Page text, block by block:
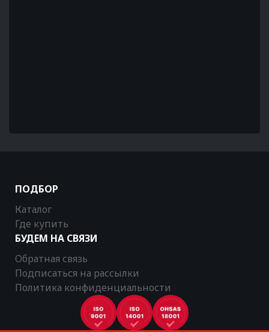
ПОДБОР
Каталог
Где купить
БУДЕМ НА СВЯЗИ
Обратная связь
Подписаться на рассылки
Политика конфиденциальности